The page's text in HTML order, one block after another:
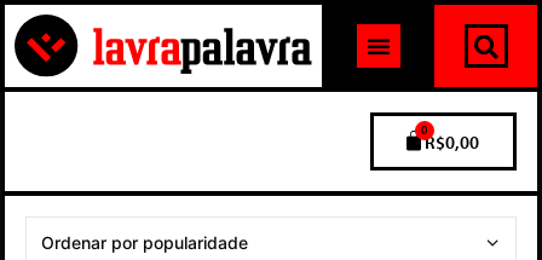
R$0,00
0